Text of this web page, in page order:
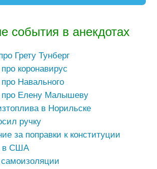
события в анекдотах
Грету Тунберг
коронавирус
Навального
про Елену Малышеву
в Норильске
ручку
за поправки к конституции
в США